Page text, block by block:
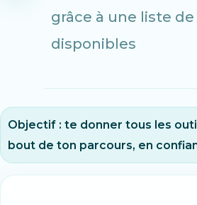
grâce à une liste de
disponibles
Objectif : te donner tous les
bout de ton parcours, en